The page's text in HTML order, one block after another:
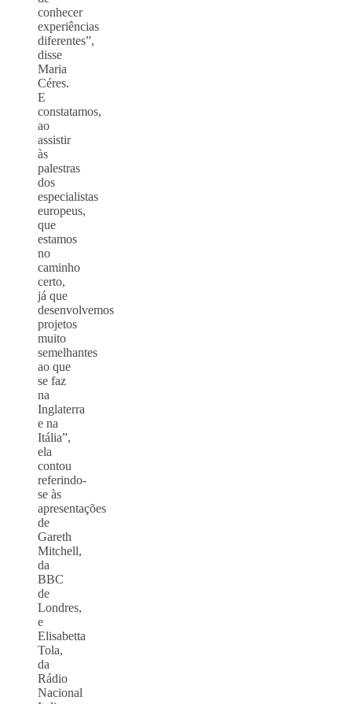
conhecer
experiências
diferentes”,
disse
Maria
Céres.
E
constatamos,
ao
assistir
às
palestras
dos
especialistas
europeus,
que
estamos
no
caminho
certo,
já que
desenvolvemos
projetos
muito
semelhantes
ao que
se faz
na
Inglaterra
e na
Itália”,
ela
contou
referindo-
se às
apresentações
de
Gareth
Mitchell,
da
BBC
de
Londres,
e
Elisabetta
Tola,
da
Rádio
Nacional